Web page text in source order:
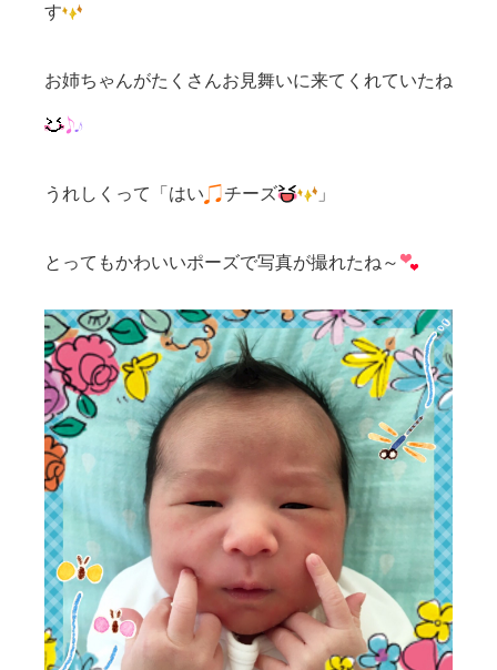
す
お姉ちゃんがたくさんお見舞いに来てくれていたね
うれしくって「はい チーズ 」
とってもかわいいポーズで写真が撮れたね～